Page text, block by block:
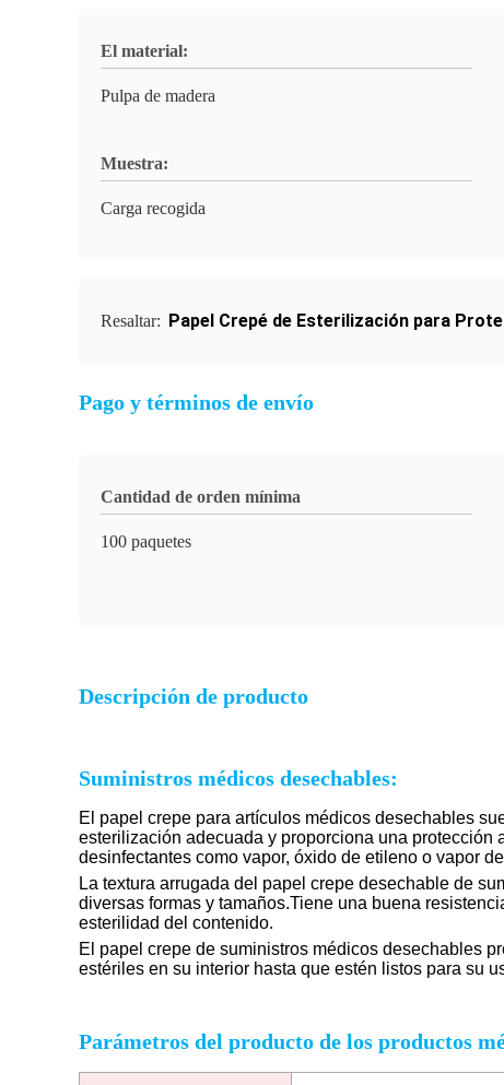
El material:
Pulpa de madera
Muestra:
Carga recogida
Resaltar: Papel Crepé de Esterilización para
Pago y términos de envío
Cantidad de orden mínima
100 paquetes
Descripción de producto
Suministros médicos desechables:
El papel crepe para artículos médicos desechables
esterilización adecuada y proporciona una
desinfectantes como vapor, óxido de etileno o vapor
La textura arrugada del papel crepe desechable de
diversas formas y tamaños.Tiene una buena
esterilidad del contenido.
El papel crepe de suministros médicos desechables
estériles en su interior hasta que estén listos para su
Parámetros del producto de los productos